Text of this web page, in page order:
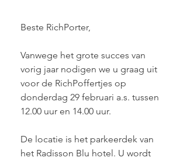
Beste RichPorter,
Vanwege het grote succes van
vorig jaar nodigen we u graag uit
voor de RichPoffertjes op
donderdag 29 februari a.s. tussen
12.00 uur en 14.00 uur.
De locatie is het parkeerdek van
het Radisson Blu hotel. U wordt